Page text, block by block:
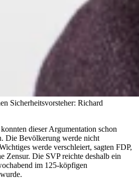
Sicherheitsvorsteher: Richard
dieser Argumentation schon
Die Bevölkerung werde nicht
werde verschleiert, sagten FDP,
Zensur. Die SVP reichte deshalb ein
im 125-köpfigen